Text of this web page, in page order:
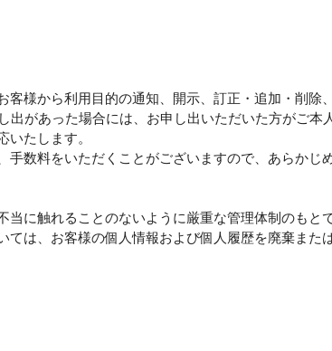
客様から利用目的の通知、開示、訂正・追加・削除
出があった場合には、お申し出いただいた方がご本
たします。
数料をいただくことがございますので、あらかじ
当に触れることのないように厳重な管理体制のもと
は、お客様の個人情報および個人履歴を廃棄また